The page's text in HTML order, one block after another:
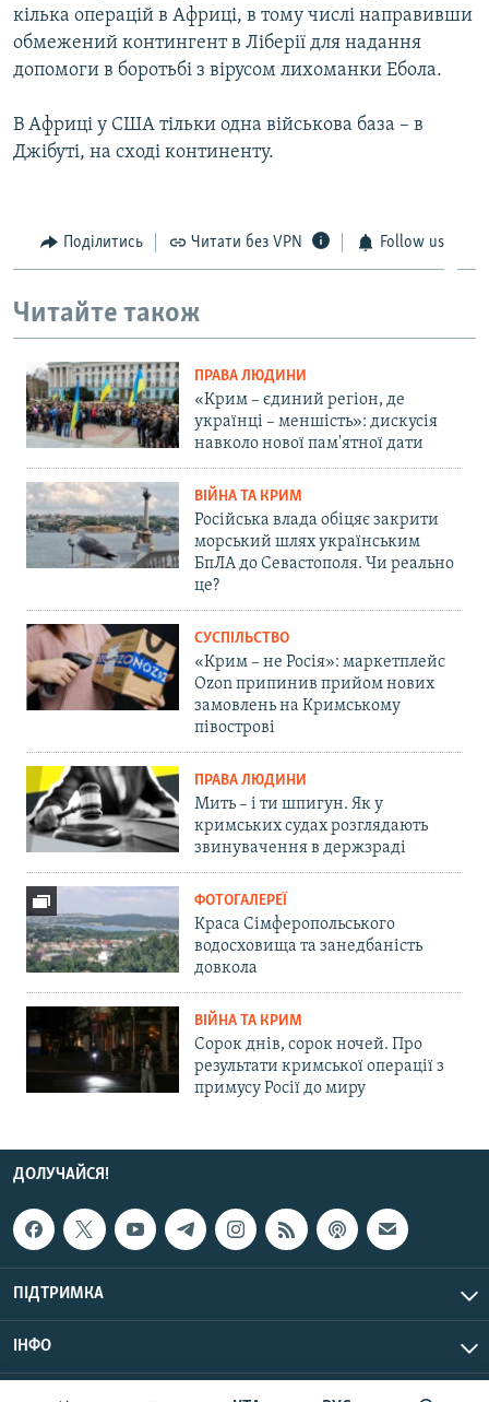
кілька операцій в Африці, в тому числі направивши
обмежений контингент в Ліберії для надання
допомоги в боротьбі з вірусом лихоманки Ебола.
В Африці у США тільки одна військова база – в
Джібуті, на сході континенту.
Поділитись Читати без VPN Follow us
Читайте також
ПРАВА ЛЮДИНИ
«Крим – єдиний регіон, де
українці – меншість»: дискусія
навколо нової пам'ятної дати
ВІЙНА ТА КРИМ
Російська влада обіцяє закрити
морський шлях українським
БпЛА до Севастополя. Чи реально
це?
СУСПІЛЬСТВО
«Крим – не Росія»: маркетплейс
Ozon припинив прийом нових
замовлень на Кримському
півострові
ПРАВА ЛЮДИНИ
Мить – і ти шпигун. Як у
кримських судах розглядають
звинувачення в держзраді
ФОТОГАЛЕРЕЇ
Краса Сімферопольського
водосховища та занедбаність
довкола
ВІЙНА ТА КРИМ
Сорок днів, сорок ночей. Про
результати кримської операції з
примусу Росії до миру
ДОЛУЧАЙСЯ!
ПІДТРИМКА
ІНФО